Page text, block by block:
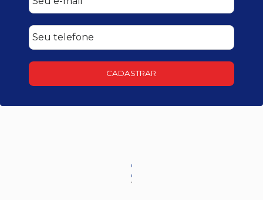
CADASTRAR